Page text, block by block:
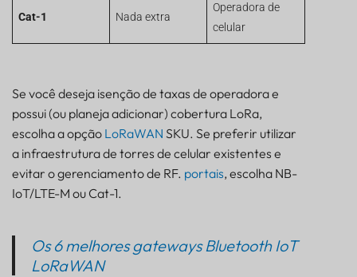
Cat-1 Nada extra
Operadora de
celular
Se você deseja isenção de taxas de operadora e
possui (ou planeja adicionar) cobertura LoRa,
escolha a opção LoRaWAN SKU. Se preferir utilizar
a infraestrutura de torres de celular existentes e
evitar o gerenciamento de RF. portais, escolha NB-
IoT/LTE-M ou Cat-1.
Os 6 melhores gateways Bluetooth IoT
LoRaWAN